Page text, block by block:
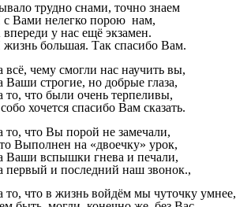
трудно снами, точно знаем
Вами нелегко порою нам,
у нас ещё экзамен.
большая. Так спасибо Вам.
всё, чему смогли нас научить вы,
Ваши строгие, но добрые глаза,
то, что были очень терпеливы,
хочется спасибо Вам сказать.
то, что Вы порой не замечали,
Выполнен на «двоечку» урок,
Ваши вспышки гнева и печали,
первый и последний наш звонок.,
то, что в жизнь войдём мы чуточку умнее,